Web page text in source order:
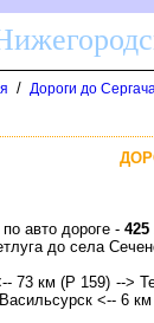
/ Дороги до
авто дороге - 425
до села
73 км (Р 159) -->
<-- 6